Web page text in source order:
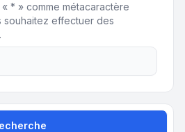
* » comme métacaractère
souhaitez effectuer des